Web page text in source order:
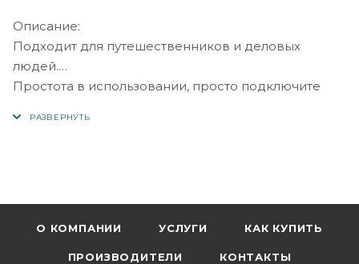
Описание:
Подходит для путешественников и деловых
людей.
Простота в использовании, просто подключите
О КОМПАНИИ УСЛУГИ КАК КУПИТЬ
ПРОИЗВОДИТЕЛИ КОНТАКТЫ